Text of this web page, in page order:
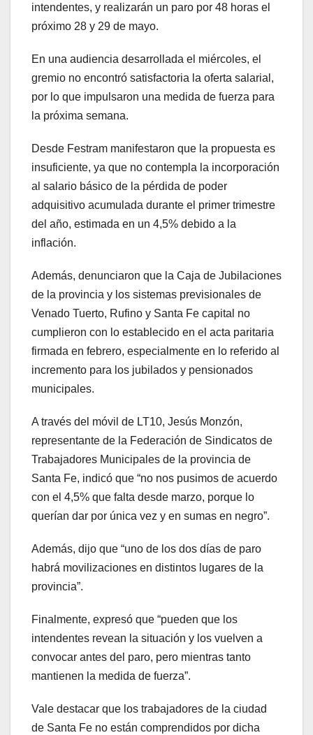
intendentes, y realizarán un paro por 48 horas el
próximo 28 y 29 de mayo.
En una audiencia desarrollada el miércoles, el
gremio no encontró satisfactoria la oferta salarial,
por lo que impulsaron una medida de fuerza para
la próxima semana.
Desde Festram manifestaron que la propuesta es
insuficiente, ya que no contempla la incorporación
al salario básico de la pérdida de poder
adquisitivo acumulada durante el primer trimestre
del año, estimada en un 4,5% debido a la
inflación.
Además, denunciaron que la Caja de Jubilaciones
de la provincia y los sistemas previsionales de
Venado Tuerto, Rufino y Santa Fe capital no
cumplieron con lo establecido en el acta paritaria
firmada en febrero, especialmente en lo referido al
incremento para los jubilados y pensionados
municipales.
A través del móvil de LT10, Jesús Monzón,
representante de la Federación de Sindicatos de
Trabajadores Municipales de la provincia de
Santa Fe, indicó que “no nos pusimos de acuerdo
con el 4,5% que falta desde marzo, porque lo
querían dar por única vez y en sumas en negro”.
Además, dijo que “uno de los dos días de paro
habrá movilizaciones en distintos lugares de la
provincia”.
Finalmente, expresó que “pueden que los
intendentes revean la situación y los vuelven a
convocar antes del paro, pero mientras tanto
mantienen la medida de fuerza”.
Vale destacar que los trabajadores de la ciudad
de Santa Fe no están comprendidos por dicha